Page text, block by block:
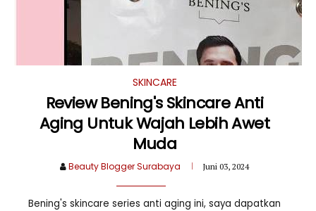
SKINCARE
Review Bening's Skincare Anti
Aging Untuk Wajah Lebih Awet
Muda
Beauty Blogger Surabaya Juni 03, 2024
Bening's skincare series anti aging ini, saya dapatkan